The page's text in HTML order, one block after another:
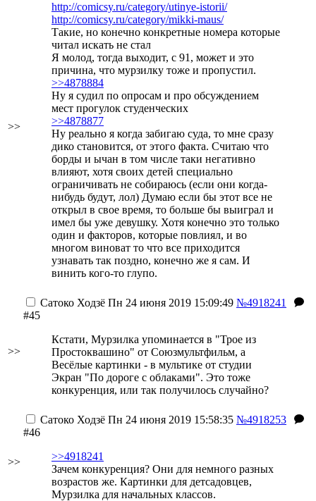
>>
http://comicsy.ru/category/utinye-istorii/
http://comicsy.ru/category/mikki-maus/
Такие, но конечно конкретные номера которые
читал искать не стал
Я молод, тогда выходит, с 91, может и это
причина, что мурзилку тоже и пропустил.
>>4878884
Ну я судил по опросам и про обсуждением
мест прогулок студенческих
>>4878877
Ну реально я когда забигаю суда, то мне сразу
дико становится, от этого факта. Считаю что
борды и ычан в том числе таки негативно
влияют, хотя своих детей специально
ограничивать не собираюсь (если они когда-
нибудь будут, лол) Думаю если бы этот все не
открыл в свое время, то больше бы выиграл и
имел бы уже девушку. Хотя конечно это только
один и факторов, которые повлиял, и во
многом виноват то что все приходится
узнавать так поздно, конечно же я сам. И
винить кого-то глупо.
>>
Сатоко Ходзё Пн 24 июня 2019 15:09:49 №4918241
#45
Кстати, Мурзилка упоминается в "Трое из
Простоквашино" от Союзмультфильм, а
Весёлые картинки - в мультике от студии
Экран "По дороге с облаками". Это тоже
конкуренция, или так получилось случайно?
>>
Сатоко Ходзё Пн 24 июня 2019 15:58:35 №4918253
#46
>>4918241
Зачем конкуренция? Они для немного разных
возрастов же. Картинки для детсадовцев,
Мурзилка для начальных классов.